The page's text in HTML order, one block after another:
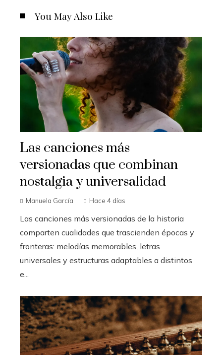
You May Also Like
Las canciones más
versionadas que combinan
nostalgia y universalidad
Manuela García Hace 4 días
Las canciones más versionadas de la historia
comparten cualidades que trascienden épocas y
fronteras: melodías memorables, letras
universales y estructuras adaptables a distintos
e...